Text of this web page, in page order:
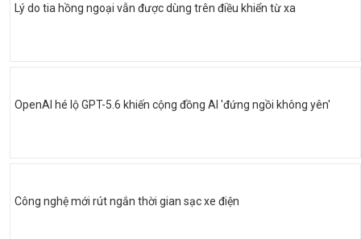
Lý do tia hồng ngoại vẫn được dùng trên điều khiển từ xa
OpenAI hé lộ GPT-5.6 khiến cộng đồng AI 'đứng ngồi không yên'
Công nghệ mới rút ngắn thời gian sạc xe điện